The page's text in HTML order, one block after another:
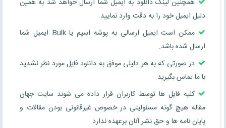
دلیل ایمیل خود را به دقت وارد نمایید.
ممکن است ایمیل ارسالی به پوشه اسپم یا Bulk ایمیل شما
ارسال شده باشد.
در صورتی که به هر دلیلی موفق به دانلود فایل مورد نظر نشدید
با ما تماس بگیرید.
کلیه فایل ها توسط کاربران قرار داده می شوند سایت جهان
مقاله هیچ گونه مسئولیتی در خصوص غیرقانونی بودن مقالات و
پایان نامه ها و حق نشر آنان برعهده ندارد